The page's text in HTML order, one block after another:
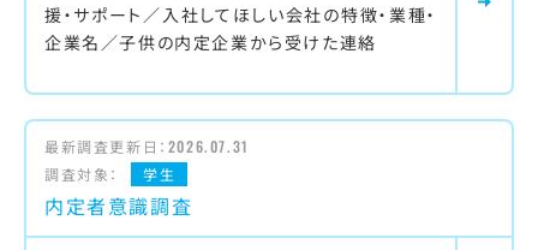
援・サポート／入社してほしい会社の特徴・業種・
企業名／子供の内定企業から受けた連絡
最新調査更新日： 2026.07.31
調査対象：
学生
内定者意識調査